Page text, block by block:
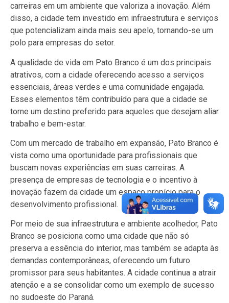
carreiras em um ambiente que valoriza a inovação. Além
disso, a cidade tem investido em infraestrutura e serviços
que potencializam ainda mais seu apelo, tornando-se um
polo para empresas do setor.
A qualidade de vida em Pato Branco é um dos principais
atrativos, com a cidade oferecendo acesso a serviços
essenciais, áreas verdes e uma comunidade engajada.
Esses elementos têm contribuído para que a cidade se
torne um destino preferido para aqueles que desejam aliar
trabalho e bem-estar.
Com um mercado de trabalho em expansão, Pato Branco é
vista como uma oportunidade para profissionais que
buscam novas experiências em suas carreiras. A
presença de empresas de tecnologia e o incentivo à
inovação fazem da cidade um espaço propício para o
desenvolvimento profissional.
Por meio de sua infraestrutura e ambiente acolhedor, Pato
Branco se posiciona como uma cidade que não só
preserva a essência do interior, mas também se adapta às
demandas contemporâneas, oferecendo um futuro
promissor para seus habitantes. A cidade continua a atrair
atenção e a se consolidar como um exemplo de sucesso
no sudoeste do Paraná.